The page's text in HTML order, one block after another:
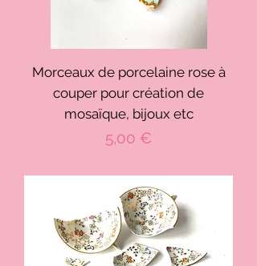
Morceaux de porcelaine rose à
couper pour création de
mosaïque, bijoux etc
Prix
5,00 €